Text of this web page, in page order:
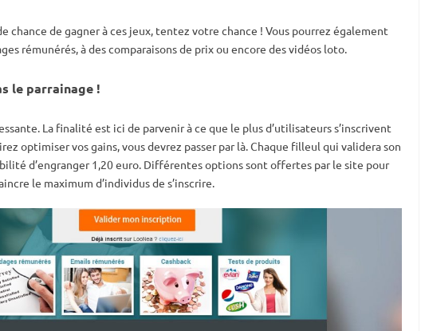
chance de gagner à ces jeux, tentez votre chance ! Vous pourrez également
rémunérés, à des comparaisons de prix ou encore des vidéos loto.
le parrainage !
La finalité est ici de parvenir à ce que le plus d’utilisateurs s’inscrivent
optimiser vos gains, vous devrez passer par là. Chaque filleul qui validera son
d’engranger 1,20 euro. Différentes options sont offertes par le site pour
le maximum d’individus de s’inscrire.